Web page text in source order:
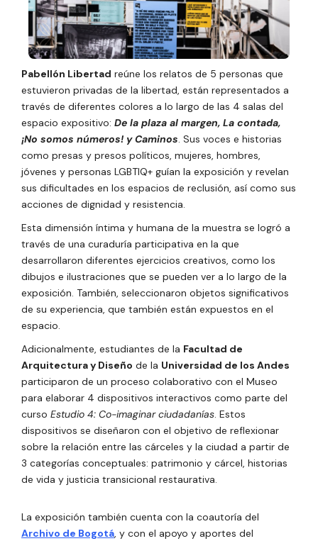
Pabellón Libertad reúne los relatos de 5 personas que
estuvieron privadas de la libertad, están representados a
través de diferentes colores a lo largo de las 4 salas del
espacio expositivo: De la plaza al margen, La contada,
¡No somos números! y Caminos. Sus voces e historias
como presas y presos políticos, mujeres, hombres,
jóvenes y personas LGBTIQ+ guían la exposición y revelan
sus dificultades en los espacios de reclusión, así como sus
acciones de dignidad y resistencia.
Esta dimensión íntima y humana de la muestra se logró a
través de una curaduría participativa en la que
desarrollaron diferentes ejercicios creativos, como los
dibujos e ilustraciones que se pueden ver a lo largo de la
exposición. También, seleccionaron objetos significativos
de su experiencia, que también están expuestos en el
espacio.
Adicionalmente, estudiantes de la Facultad de
Arquitectura y Diseño de la Universidad de los Andes
participaron de un proceso colaborativo con el Museo
para elaborar 4 dispositivos interactivos como parte del
curso Estudio 4: Co-imaginar ciudadanías. Estos
dispositivos se diseñaron con el objetivo de reflexionar
sobre la relación entre las cárceles y la ciudad a partir de
3 categorías conceptuales: patrimonio y cárcel, historias
de vida y justicia transicional restaurativa.
La exposición también cuenta con la coautoría del
Archivo de Bogotá, y con el apoyo y aportes del